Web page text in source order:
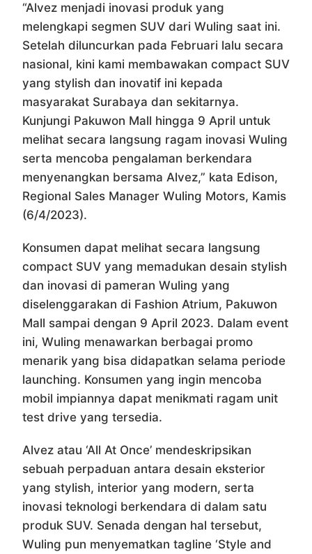
“Alvez menjadi inovasi produk yang
melengkapi segmen SUV dari Wuling saat ini.
Setelah diluncurkan pada Februari lalu secara
nasional, kini kami membawakan compact SUV
yang stylish dan inovatif ini kepada
masyarakat Surabaya dan sekitarnya.
Kunjungi Pakuwon Mall hingga 9 April untuk
melihat secara langsung ragam inovasi Wuling
serta mencoba pengalaman berkendara
menyenangkan bersama Alvez,” kata Edison,
Regional Sales Manager Wuling Motors, Kamis
(6/4/2023).
Konsumen dapat melihat secara langsung
compact SUV yang memadukan desain stylish
dan inovasi di pameran Wuling yang
diselenggarakan di Fashion Atrium, Pakuwon
Mall sampai dengan 9 April 2023. Dalam event
ini, Wuling menawarkan berbagai promo
menarik yang bisa didapatkan selama periode
launching. Konsumen yang ingin mencoba
mobil impiannya dapat menikmati ragam unit
test drive yang tersedia.
Alvez atau ‘All At Once’ mendeskripsikan
sebuah perpaduan antara desain eksterior
yang stylish, interior yang modern, serta
inovasi teknologi berkendara di dalam satu
produk SUV. Senada dengan hal tersebut,
Wuling pun menyematkan tagline ‘Style and